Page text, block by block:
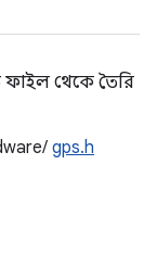
ফাইল থেকে তৈরি
gps.h